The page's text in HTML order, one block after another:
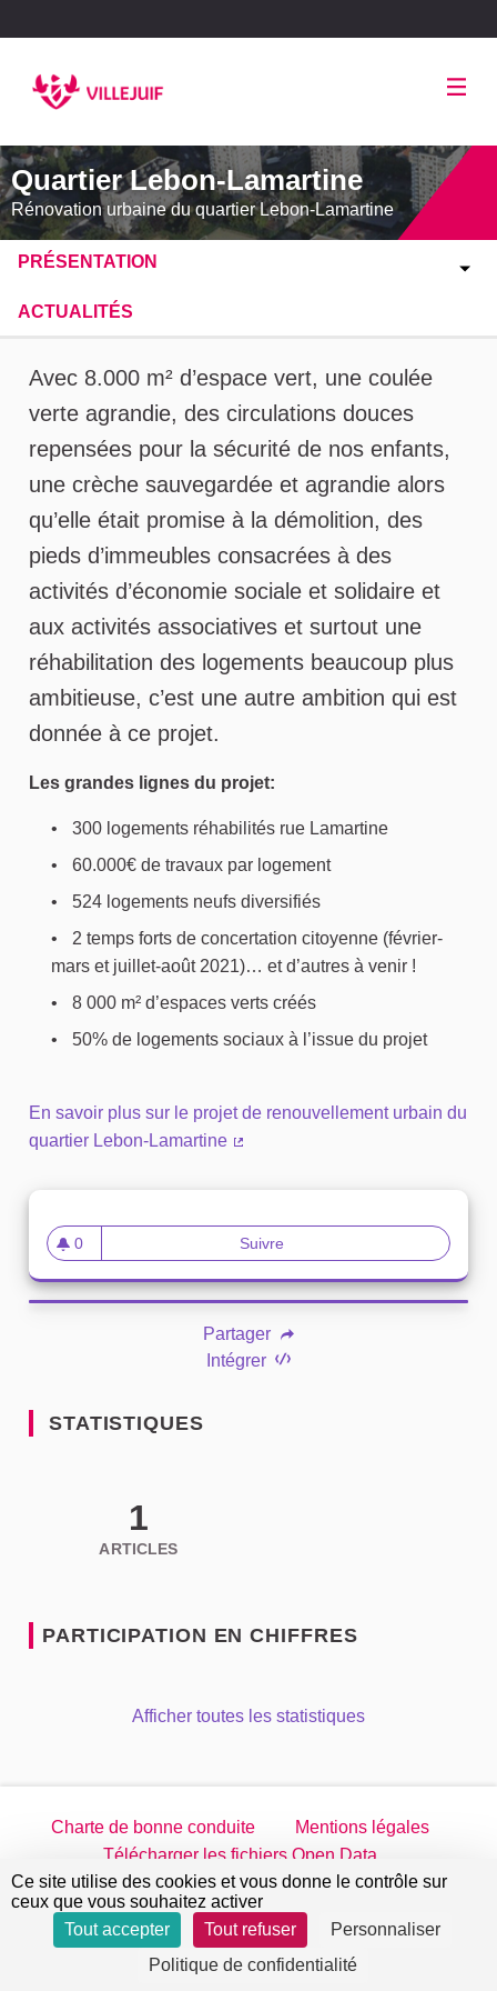
Quartier Lebon-Lamartine
Rénovation urbaine du quartier Lebon-Lamartine
PRÉSENTATION
ACTUALITÉS
A propos de cette concertation
Avec 8.000 m² d’espace vert, une coulée
verte agrandie, des circulations douces
repensées pour la sécurité de nos enfants,
une crèche sauvegardée et agrandie alors
qu’elle était promise à la démolition, des
pieds d’immeubles consacrées à des
activités d’économie sociale et solidaire et
aux activités associatives et surtout une
réhabilitation des logements beaucoup plus
ambitieuse, c’est une autre ambition qui est
donnée à ce projet.
Les grandes lignes du projet:
300 logements réhabilités rue Lamartine
60.000€ de travaux par logement
524 logements neufs diversifiés
2 temps forts de concertation citoyenne (février-
mars et juillet-août 2021)… et d’autres à venir !
8 000 m² d’espaces verts créés
50% de logements sociaux à l’issue du projet
En savoir plus sur le projet de renouvellement urbain du
quartier Lebon-Lamartine
0
0 abonné
Suivre Quartier Lebon-Lamartine
Partager
Intégrer
STATISTIQUES
1
ARTICLES
PARTICIPATION EN CHIFFRES
Afficher toutes les statistiques
Charte de bonne conduite
Mentions légales
Télécharger les fichiers Open Data
jeparticipe.villejuif.fr sur Twitter
jeparticipe.villejuif.fr sur Facebook
jeparticipe.villejuif.fr sur
jeparticipe.villejuif.fr sur
Site réalisé par
Open Source Politics
(Lien externe)
libre Decidim
.
Ce site utilise des cookies et vous donne le contrôle sur
ceux que vous souhaitez activer
Tout accepter
Tout refuser
Personnaliser
Politique de confidentialité